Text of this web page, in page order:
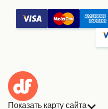
Показать карту сайта